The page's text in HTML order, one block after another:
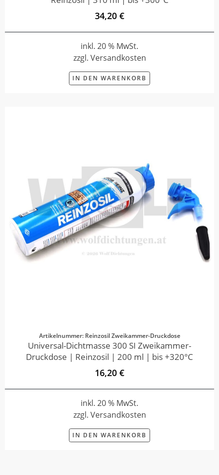
34,20 €
inkl. 20 % MwSt.
zzgl. Versandkosten
IN DEN WARENKORB
Artikelnummer: Reinzosil Zweikammer-Druckdose
Universal-Dichtmasse 300 SI Zweikammer-
Druckdose | Reinzosil | 200 ml | bis +320°C
16,20 €
inkl. 20 % MwSt.
zzgl. Versandkosten
IN DEN WARENKORB